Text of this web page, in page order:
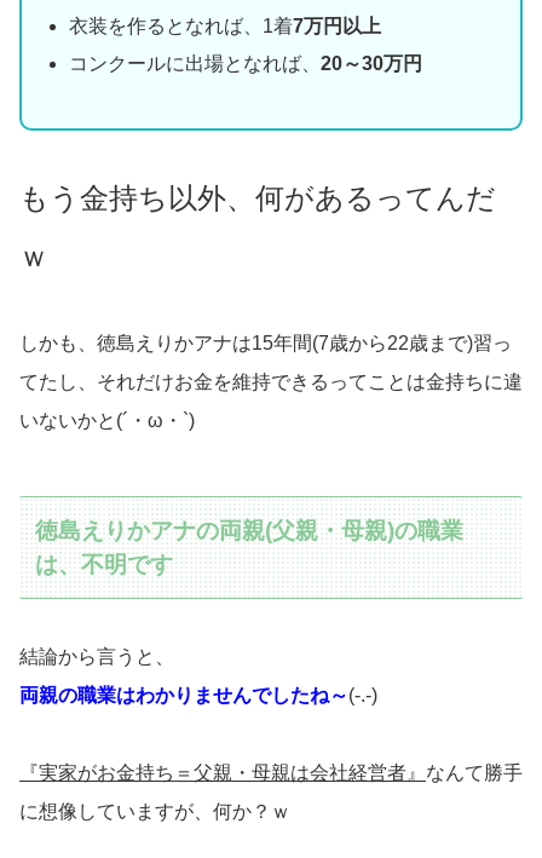
衣装を作るとなれば、1着7万円以上
コンクールに出場となれば、20～30万円
もう金持ち以外、何があるってんだ
ｗ
しかも、徳島えりかアナは15年間(7歳から22歳まで)習っ
てたし、それだけお金を維持できるってことは金持ちに違
いないかと(´・ω・`)
徳島えりかアナの両親(父親・母親)の職業
は、不明です
結論から言うと、
両親の職業はわかりませんでしたね～(-.-)
『実家がお金持ち＝父親・母親は会社経営者』 なんて勝手
に想像していますが、何か？ｗ